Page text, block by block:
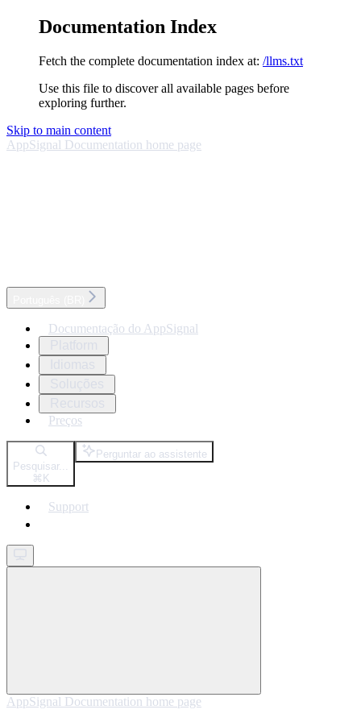
Documentation Index
Fetch the complete documentation index at: /llms.txt
Use this file to discover all available pages before
exploring further.
Skip to main content
AppSignal Documentation home page
Documentação do AppSignal
Preços
Pesquisar...
⌘ K
Perguntar ao assistente
Support
AppSignal Documentation home page